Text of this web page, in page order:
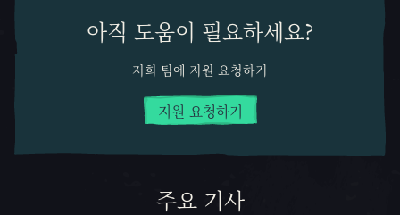
아직 도움이 필요하세요?
저희 팀에 지원 요청하기
지원 요청하기
주요 기사